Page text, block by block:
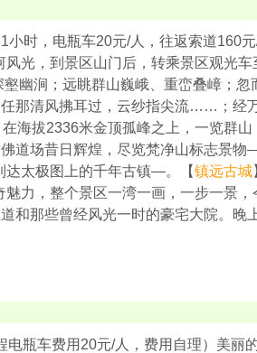
小时，电瓶车20元/人，往返索道160
光，到景区山门后，转乘景区观光车
幽涧；远眺群山巍峨、重峦叠嶂；忽
那清风拂耳过，云纱指尖流……；经
在海拔2336米金顶孤峰之上，一览群山
佛道场昔日辉煌，尽览梵净山标志景
达太极图上的千年古镇—。【镇远古城
魅力，整个景区一湾一画，一步一景，
和那些曾经风光一时的豪宅大院。晚
电瓶车费用20元/人，费用自理）美丽